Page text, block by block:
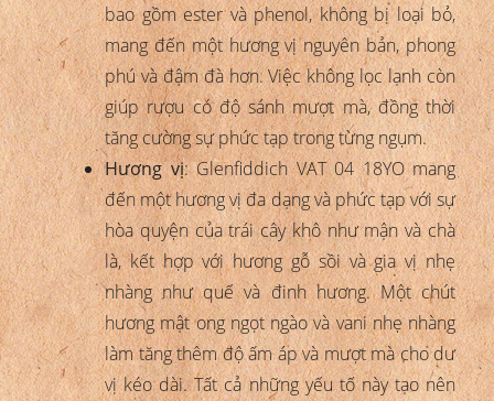
bao gồm ester và phenol, không bị loại bỏ,
mang đến một hương vị nguyên bản, phong
phú và đậm đà hơn. Việc không lọc lạnh còn
giúp rượu có độ sánh mượt mà, đồng thời
tăng cường sự phức tạp trong từng ngụm.
Hương vị: Glenfiddich VAT 04 18YO mang
đến một hương vị đa dạng và phức tạp với sự
hòa quyện của trái cây khô như mận và chà
là, kết hợp với hương gỗ sồi và gia vị nhẹ
nhàng như quế và đinh hương. Một chút
hương mật ong ngọt ngào và vani nhẹ nhàng
làm tăng thêm độ ấm áp và mượt mà cho dư
vị kéo dài. Tất cả những yếu tố này tạo nên